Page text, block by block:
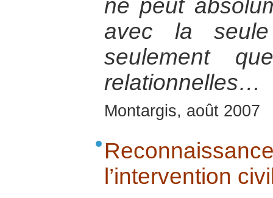
ne peut
avec la
seulement
relationnelles…
Montargis, août 2007
l’intervention